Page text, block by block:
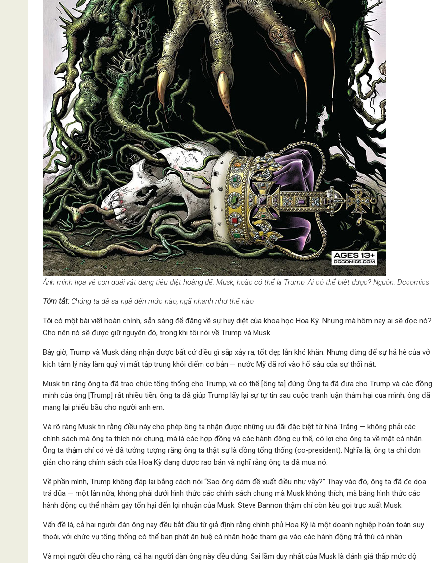
Ảnh minh họa về con quái vật đang tiêu diệt hoàng đế. Musk, hoặc có thể là Trump. Ai có thể biết được? Nguồn: Dccomics
Tóm tắt: Chúng ta đã sa ngã đến mức nào, ngã nhanh như thế nào
Tôi có một bài viết hoàn chỉnh, sẵn sàng để đăng về sự hủy diệt của khoa học Hoa Kỳ. Nhưng mà hôm nay ai sẽ đọc nó?
Cho nên nó sẽ được giữ nguyên đó, trong khi tôi nói về Trump và Musk.
Bây giờ, Trump và Musk đáng nhận được bất cứ điều gì sắp xảy ra, tốt đẹp lẫn khó khăn. Nhưng đừng để sự hả hê của vở
kịch tâm lý này làm quý vị mất tập trung khỏi điểm cơ bản — nước Mỹ đã rơi vào hố sâu của sự thối nát.
Musk tin rằng ông ta đã trao chức tổng thống cho Trump, và có thể [ông ta] đúng. Ông ta đã đưa cho Trump và các đồng
minh của ông [Trump] rất nhiều tiền; ông ta đã giúp Trump lấy lại sự tự tin sau cuộc tranh luận thảm hại của mình; ông đã
mang lại phiếu bầu cho người anh em.
Và rõ ràng Musk tin rằng điều này cho phép ông ta nhận được những ưu đãi đặc biệt từ Nhà Trắng — không phải các
chính sách mà ông ta thích nói chung, mà là các hợp đồng và các hành động cụ thể, có lợi cho ông ta về mặt cá nhân.
Ông ta thậm chí có vẻ đã tưởng tượng rằng ông ta thật sự là đồng tổng thống (co-president). Nghĩa là, ông ta chỉ đơn
giản cho rằng chính sách của Hoa Kỳ đang được rao bán và nghĩ rằng ông ta đã mua nó.
Về phần mình, Trump không đáp lại bằng cách nói “Sao ông dám đề xuất điều như vậy?” Thay vào đó, ông ta đã đe dọa
trả đũa — một lần nữa, không phải dưới hình thức các chính sách chung mà Musk không thích, mà bằng hình thức các
hành động cụ thể nhằm gây tổn hại đến lợi nhuận của Musk. Steve Bannon thậm chí còn kêu gọi trục xuất Musk.
Vấn đề là, cả hai người đàn ông này đều bắt đầu từ giả định rằng chính phủ Hoa Kỳ là một doanh nghiệp hoàn toàn suy
thoái, với chức vụ tổng thống có thể ban phát ân huệ cá nhân hoặc tham gia vào các hành động trả thù cá nhân.
Và mọi người đều cho rằng, cả hai người đàn ông này đều đúng. Sai lầm duy nhất của Musk là đánh giá thấp mức độ